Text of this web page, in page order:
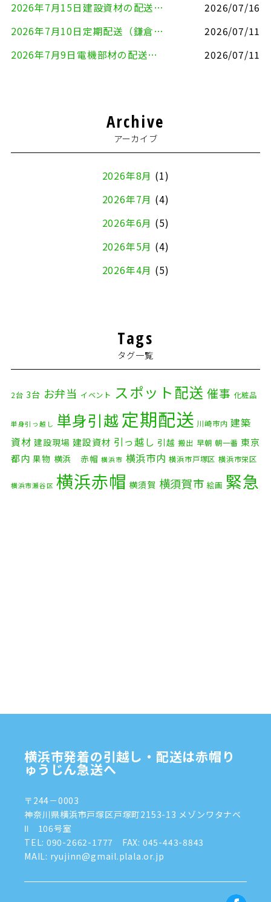
2026年7月15日建設資材の配送（横浜市金沢区⇒横須賀市）
2026/07/16
2026年7月10日定期配送（鎌倉市⇔大田区）
2026/07/11
2026年7月9日電機部材の配送（横浜市戸塚区⇒品川区）
2026/07/11
Archive
アーカイブ
2026年8月 (1)
2026年7月 (4)
2026年6月 (5)
2026年5月 (4)
2026年4月 (5)
2026年1月
2025年11月(4)
2025年10月(9)
2025年9月
(3)
2025年8月(2)
2025年7月(6)
2024年9月(2)
2024年7月
(8)
2024年5月(2)
2024年4月(3)
2024年3月(8)
2024年1月(3)
Tags
タグ一覧
2台 3台 お弁当 イベント スポット配送 催事 化粧品
単身引っ越し 単身引越 定期配送 川崎市内 建築
資材 建設現場 建設資材 引っ越し 引越 搬出 早朝 朝一番 東京
都内 果物 横浜 赤帽 横浜市 横浜市内 横浜市戸塚区 横浜市栄区
横浜市瀬谷区 横浜赤帽 横須賀 横須賀市 絵画 緊急
横浜市発着の引越し・配送は赤帽り
ゅうじん急送へ
〒244－0003
神奈川県横浜市戸塚区戸塚町2153-13 メゾンワタナベ
Ⅱ 106号室
TEL: 090-2662-1777
FAX: 045-443-8843
MAIL: ryujinn@gmail.plala.or.jp